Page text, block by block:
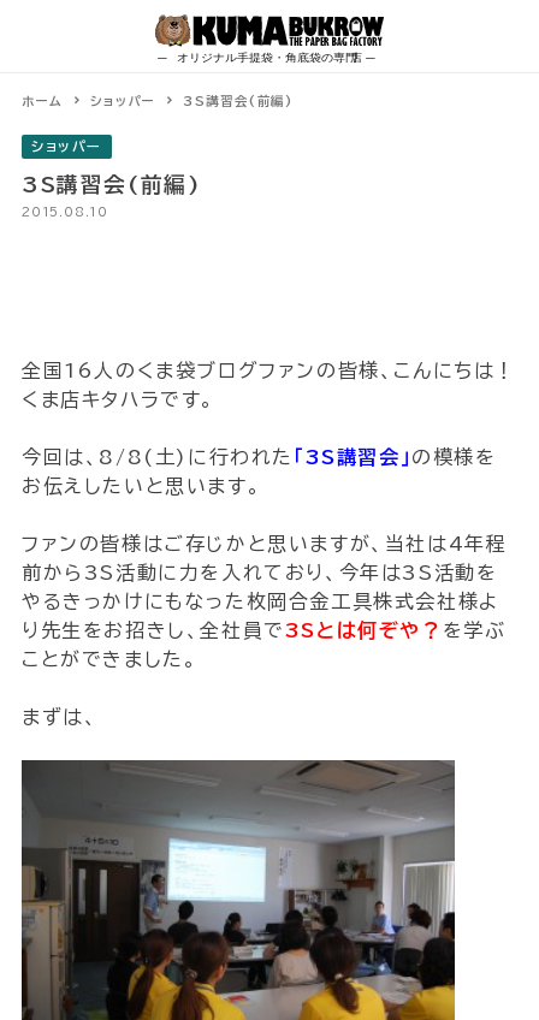
ホーム ショッパー 3S講習会(前編)
ショッパー
3S講習会(前編)
2015.08.10
全国16人のくま袋ブログファンの皆様、こんにちは！
くま店キタハラです。
今回は、8/8(土)に行われた ｢3S講習会｣ の模様を
お伝えしたいと思います。
ファンの皆様はご存じかと思いますが、当社は4年程
前から3S活動に力を入れており、今年は3S活動を
やるきっかけにもなった枚岡合金工具株式会社様よ
り先生をお招きし、全社員で3Sとは何ぞや？ を学ぶ
ことができました。
まずは、